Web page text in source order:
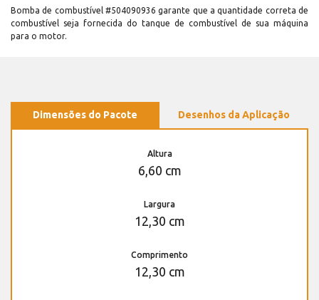
Bomba de combustível #504090936 garante que a quantidade correta de
combustível seja fornecida do tanque de combustível de sua máquina
para o motor.
Dimensões do Pacote Desenhos da Aplicação
Altura
6,60 cm
Largura
12,30 cm
Comprimento
12,30 cm